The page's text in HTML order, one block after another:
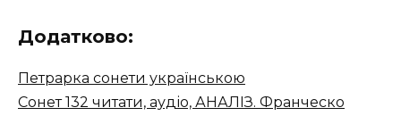
Додатково:
Петрарка сонети українською
Сонет 132 читати, аудіо, АНАЛІЗ. Франческо